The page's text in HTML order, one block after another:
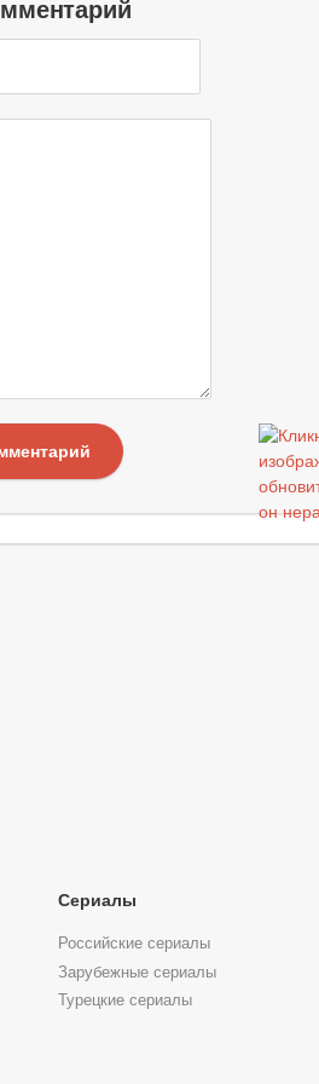
Сериалы
Российские сериалы
Зарубежные сериалы
Турецкие сериалы